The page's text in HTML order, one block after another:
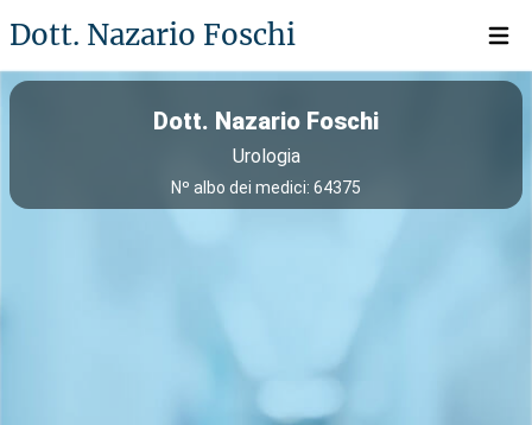
Dott. Nazario Foschi Open
Dott. Nazario Foschi
Urologia
Nº albo dei medici: 64375